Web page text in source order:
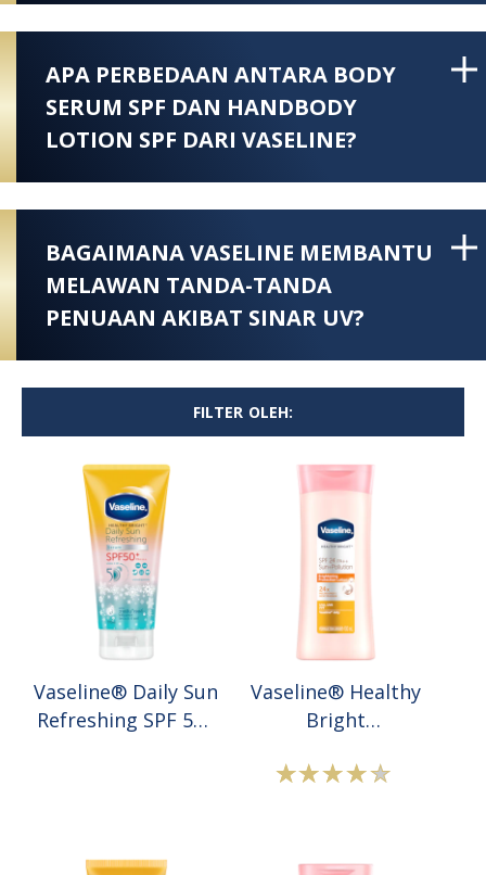
APA PERBEDAAN ANTARA BODY
SERUM SPF DAN HANDBODY
LOTION SPF DARI VASELINE?
BAGAIMANA VASELINE MEMBANTU
MELAWAN TANDA-TANDA
PENUAAN AKIBAT SINAR UV?
FILTER OLEH:
Vaseline® Daily Sun
Refreshing SPF 50+
Vaseline®
Vaseline® Healthy
Bright
Protection SPF24
Peringkat
Vaseline®